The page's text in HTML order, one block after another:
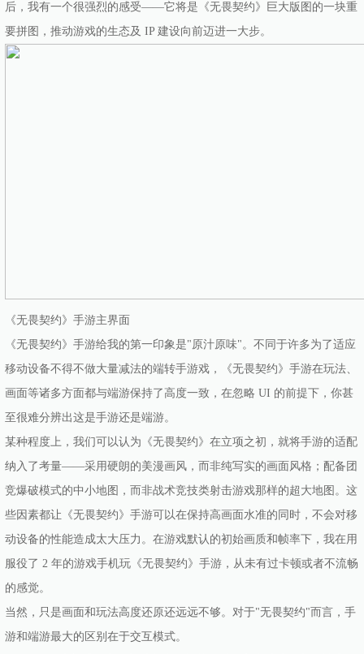
后，我有一个很强烈的感受——它将是《无畏契约》巨大版图的一块重
要拼图，推动游戏的生态及 IP 建设向前迈进一大步。
《无畏契约》手游主界面
《无畏契约》手游给我的第一印象是"原汁原味"。不同于许多为了适应
移动设备不得不做大量减法的端转手游戏，《无畏契约》手游在玩法、
画面等诸多方面都与端游保持了高度一致，在忽略 UI 的前提下，你甚
至很难分辨出这是手游还是端游。
某种程度上，我们可以认为《无畏契约》在立项之初，就将手游的适配
纳入了考量——采用硬朗的美漫画风，而非纯写实的画面风格；配备团
竞爆破模式的中小地图，而非战术竞技类射击游戏那样的超大地图。这
些因素都让《无畏契约》手游可以在保持高画面水准的同时，不会对移
动设备的性能造成太大压力。在游戏默认的初始画质和帧率下，我在用
服役了 2 年的游戏手机玩《无畏契约》手游，从未有过卡顿或者不流畅
的感觉。
当然，只是画面和玩法高度还原还远远不够。对于"无畏契约"而言，手
游和端游最大的区别在于交互模式。